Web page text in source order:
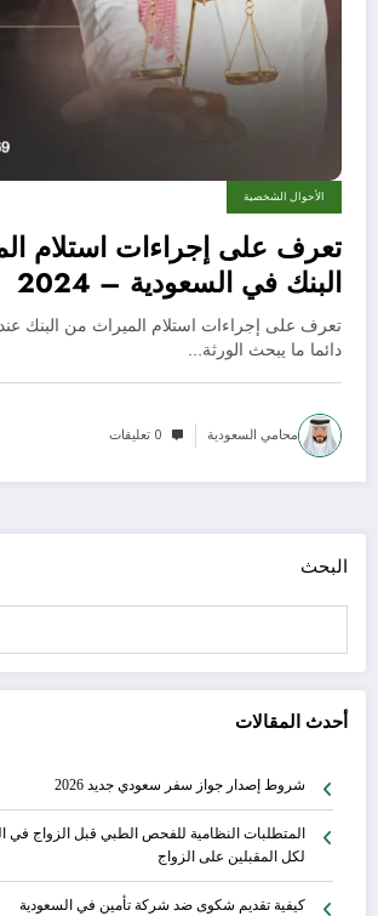
الأحوال الشخصية
تعرف على إجراءات استلام
البنك في السعودية – 2024
تعرف على إجراءات استلام الميراث من البنك
دائما ما يبحث الورثة…
محامي السعودية 0 تعليقات
البحث
أحدث المقالات
شروط إصدار جواز سفر سعودي جديد 2026
المتطلبات النظامية للفحص الطبي قبل الزواج في
لكل المقبلين على الزواج
كيفية تقديم شكوى ضد شركة تأمين في السعودية